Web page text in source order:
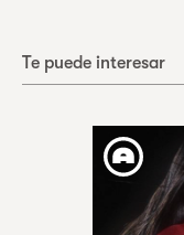
Te puede interesar